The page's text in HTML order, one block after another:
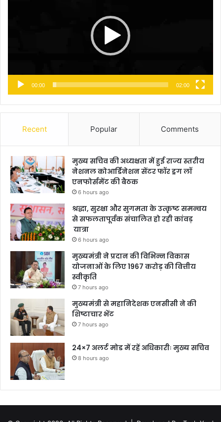
00:00 02:00
Recent Popular Comments
मुख्य सचिव की अध्यक्षता में हुई राज्य स्तरीय
नेशनल कोआर्डिनेशन सेंटर फॉर ड्रग लॉ
एनफोर्समेंट की बैठक
6 hours ago
श्रद्धा, सुरक्षा और सुगमता के उत्कृष्ट समन्वय
से सफलतापूर्वक संचालित हो रही कांवड़
यात्रा
6 hours ago
मुख्यमंत्री ने प्रदान की विभिन्न विकास
योजनाओं के लिए 1967 करोड़ की वित्तीय
स्वीकृति
7 hours ago
मुख्यमंत्री से महानिदेशक एनसीसी ने की
शिष्टाचार भेंट
7 hours ago
24×7 अलर्ट मोड में रहें अधिकारीः मुख्य सचिव
8 hours ago